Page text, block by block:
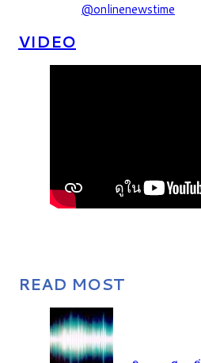
@onlinenewstime
VIDEO
READ MOST